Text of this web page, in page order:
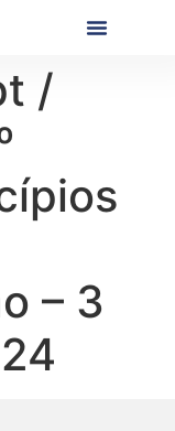
/
– 3